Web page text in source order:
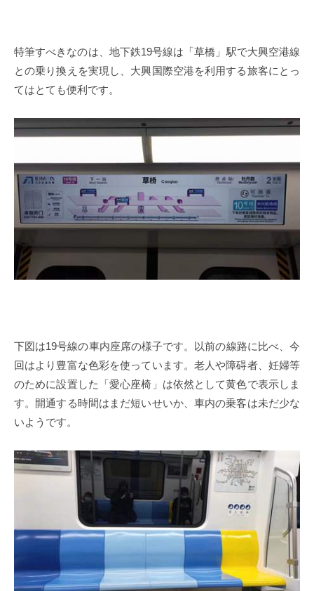
特筆すべきなのは、地下鉄19号線は「草橋」駅で大興空港線
との乗り換えを実現し、大興国際空港を利用する旅客にとっ
てはとても便利です。
下図は19号線の車内座席の様子です。以前の線路に比べ、今
回はより豊富な色彩を使っています。老人や障碍者、妊婦等
のために設置した「愛心座椅」は依然として黄色で表示しま
す。開通する時間はまだ短いせいか、車内の乗客は未だ少な
いようです。